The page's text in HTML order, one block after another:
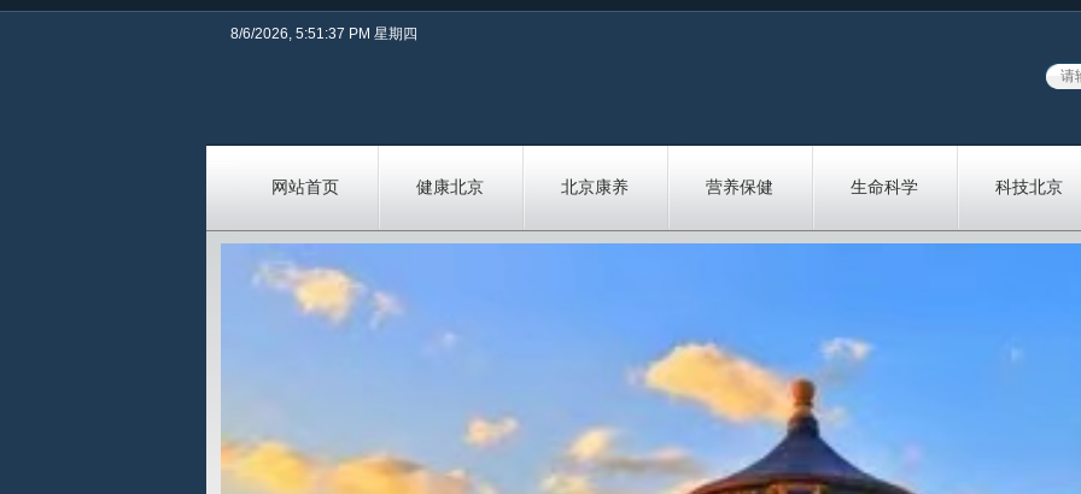
网站首页 健康北京 北京康养 营养保健 生命科学 科技北京
8/6/2026, 5:51:38 PM 星期四